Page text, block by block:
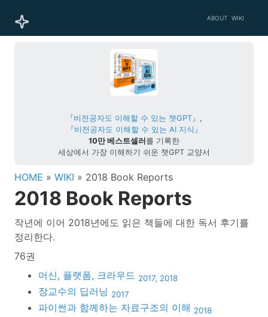
ABOUT WIKI
『비전공자도 이해할 수 있는 챗GPT』 ,
『비전공자도 이해할 수 있는 AI 지식』
10만 베스트셀러 를 기록한
세상에서 가장 이해하기 쉬운 챗GPT 교양서
HOME » WIKI » 2018 Book Reports
2018 Book Reports
작년에 이어 2018년에도 읽은 책들에 대한 독서 후기를
정리한다.
76권
머신, 플랫폼, 크라우드 2017, 2018
장교수의 딥러닝 2017
파이썬과 함께하는 자료구조의 이해 2018